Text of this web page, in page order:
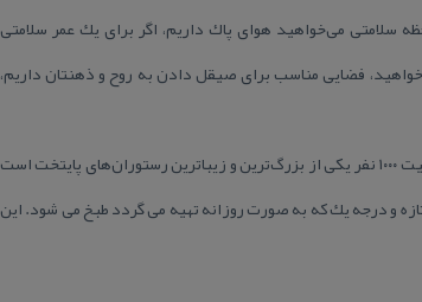
می‌خواهید هوای پاك داریم، اگر برای یك عمر سلامتی
فضایی مناسب برای صیقل دادن به روح و ذهنتان داریم،
این كافه رستوران دارای فضای باز بسیار زیبایی می باشد. كافه رستوران چای باغ تهران با ظرفیت ۱۰۰۰ نفر یكی از بزرگ‌ترین و زیباترین رستوران‌های پایتخت است
و درجه یك كه به صورت روزانه تهیه می گردد طبخ می شود. این